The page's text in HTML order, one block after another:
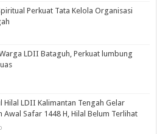
Perkuat Tata Kelola Organisasi
LDII Bataguh, Perkuat lumbung
Hilal LDII Kalimantan Tengah Gelar
Awal Safar 1448 H, Hilal Belum Terlihat